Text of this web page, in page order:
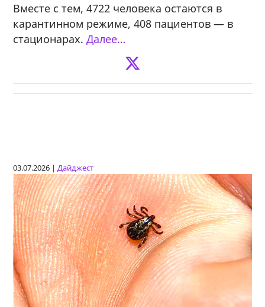
Вместе с тем, 4722 человека остаются в
карантинном режиме, 408 пациентов — в
стационарах.Далее…
03.07.2026 |Дайджест